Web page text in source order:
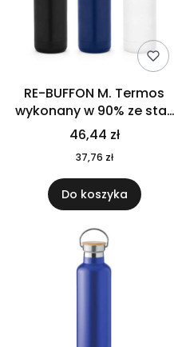
RE-BUFFON M. Termos
wykonany w 90% ze stali
nierdzewnej
pochodzącej z
recyklingu 520 ml 94294
46,44 zł
37,76 zł
Do koszyka